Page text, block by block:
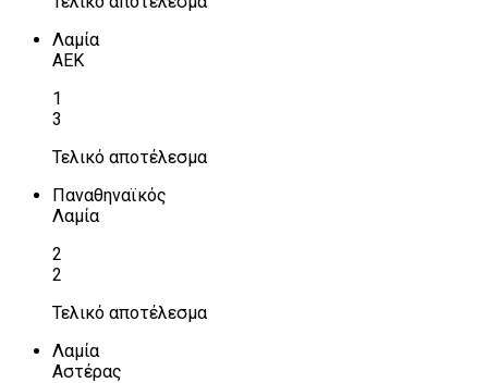
Λαμία
ΑΕΚ
1
3
Τελικό αποτέλεσμα
Παναθηναϊκός
Λαμία
2
2
Τελικό αποτέλεσμα
Λαμία
Αστέρας